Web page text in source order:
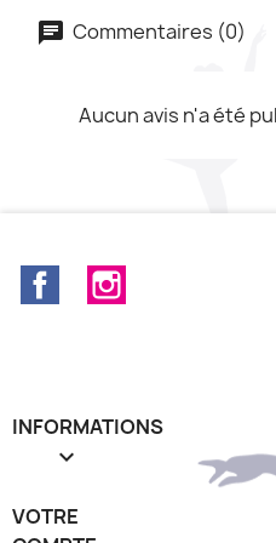
Commentaires (0)
Aucun avis n'a été
Facebook
INFORMATIONS

VOTRE